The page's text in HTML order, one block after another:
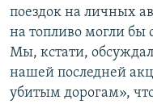
поездок на личных
на топливо могли бы
Мы, кстати,
нашей последней
убитым дорогам»,